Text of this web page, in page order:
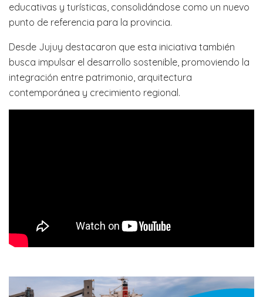
educativas y turísticas, consolidándose como un nuevo
punto de referencia para la provincia.
Desde Jujuy destacaron que esta iniciativa también
busca impulsar el desarrollo sostenible, promoviendo la
integración entre patrimonio, arquitectura
contemporánea y crecimiento regional.